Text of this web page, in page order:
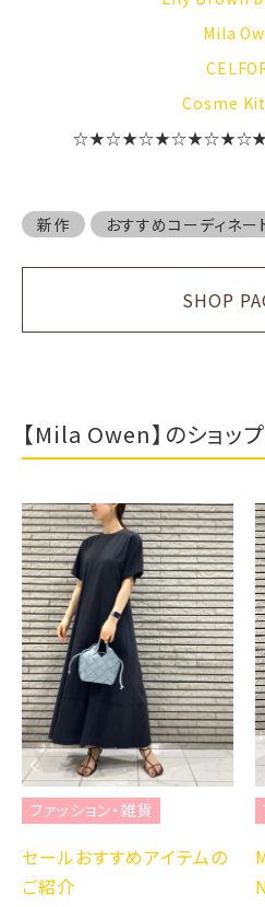
Mila
Cosme
新作 おすすめコーディネー
SHOP
【Mila Owen】のショッ
アイテムの
ファッション・雑貨
MASH
News「セール